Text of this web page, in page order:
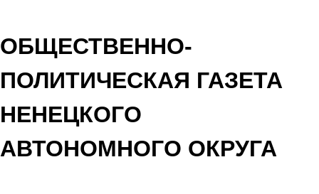
ОБЩЕСТВЕННО-
ПОЛИТИЧЕСКАЯ ГАЗЕТА
НЕНЕЦКОГО
АВТОНОМНОГО ОКРУГА